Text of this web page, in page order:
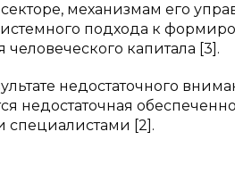
механизмам его
подхода к
капитала [3].
недостаточного
недостаточная
[2].